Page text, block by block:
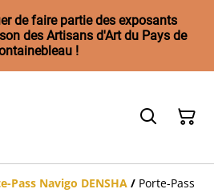
de faire partie des exposants
des Artisans d'Art du Pays de
!
Pass Navigo DENSHA / Porte-Pass